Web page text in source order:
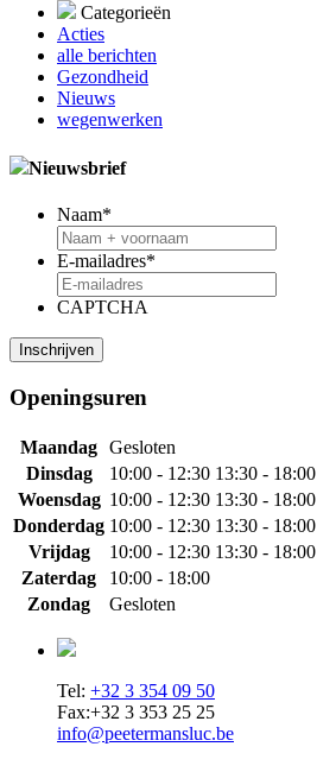
Categorieën
Acties
alle berichten
Gezondheid
Nieuws
wegenwerken
Nieuwsbrief
Naam*
E-mailadres*
CAPTCHA
Openingsuren
Maandag Gesloten
Dinsdag
10:00 - 12:30 13:30 - 18:00
Woensdag 10:00 - 12:30 13:30 - 18:00
Donderdag 10:00 - 12:30 13:30 - 18:00
Vrijdag
10:00 - 12:30 13:30 - 18:00
Zaterdag
10:00 - 18:00
Zondag
Gesloten
Tel: +32 3 354 09 50
Fax:+32 3 353 25 25
info@peetermansluc.be